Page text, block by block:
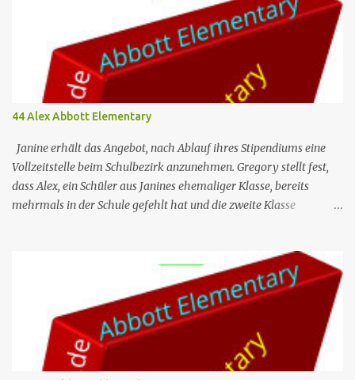
44 Alex Abbott Elementary
Janine erhält das Angebot, nach Ablauf ihres Stipendiums eine
Vollzeitstelle beim Schulbezirk anzunehmen. Gregory stellt fest,
dass Alex, ein Schüler aus Janines ehemaliger Klasse, bereits
mehrmals in der Schule gefehlt hat und die zweite Klasse
Programm nutzen, um auf die E-Mails zu antworten, die er ihnen
regelmäßig schickt. Nr. (ges.) 44 Deutscher Titel Alex Serie Abbott
Elementary Staffel Staffel 3 Nr. (St.) 9 Original­titel Alex Regie
Randall Einhorn Drehbuch Justin Tan Erstaus­strahlung (USA) 10.
Apr. 2024 Deutsch­sprachige Erst­veröffent­lichung (D/A/CH) 14.
Aug. 2024 Abbott Elementary ist eine US-amerikanische Sitcom
im Mockumentary-Stil, die von Quinta Brunson erdacht wurde 🏫